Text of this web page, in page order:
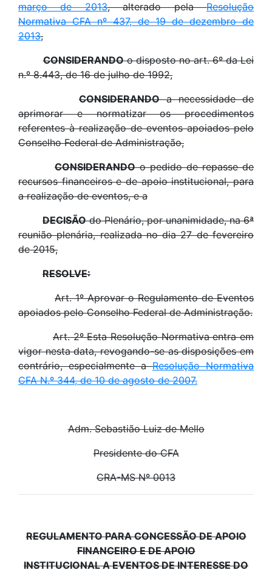
março de 2013, alterado pelaResolução
Normativa CFA nº 437, de 19 de dezembro de
2013,
CONSIDERANDOo disposto no art. 6º da Lei
n.º 8.443, de 16 de julho de 1992,
CONSIDERANDOa necessidade de
aprimorar e normatizar os procedimentos
referentes à realização de eventos apoiados pelo
Conselho Federal de Administração,
CONSIDERANDOo pedido de repasse de
recursos financeiros e de apoio institucional, para
a realização de eventos, e a
DECISÃOdo Plenário, por unanimidade, na 6ª
reunião plenária, realizada no dia 27 de fevereiro
de 2015,
RESOLVE:
Art. 1º Aprovar o Regulamento de Eventos
apoiados pelo Conselho Federal de Administração.
Art. 2º Esta Resolução Normativa entra em
vigor nesta data, revogando-se as disposições em
contrário, especialmente aResolução Normativa
CFA N.º 344, de 10 de agosto de 2007.
Adm. Sebastião Luiz de Mello
Presidente do CFA
CRA-MS Nº 0013
REGULAMENTO PARA CONCESSÃO DE APOIO
FINANCEIRO E DE APOIO
INSTITUCIONAL A EVENTOS DE INTERESSE DO